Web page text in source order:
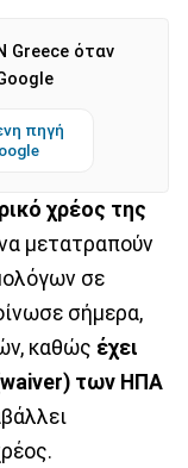
Greece όταν
πηγή
χρέος της
μετατραπούν
σε
σήμερα,
καθώς έχει
των ΗΠΑ